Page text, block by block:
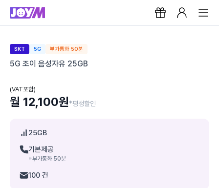
SKT 5G 부가통화 50분
5G 조이 음성자유 25GB
(VAT포함)
월 12,100원*평생할인
25GB
기본제공
+부가통화 50분
100 건